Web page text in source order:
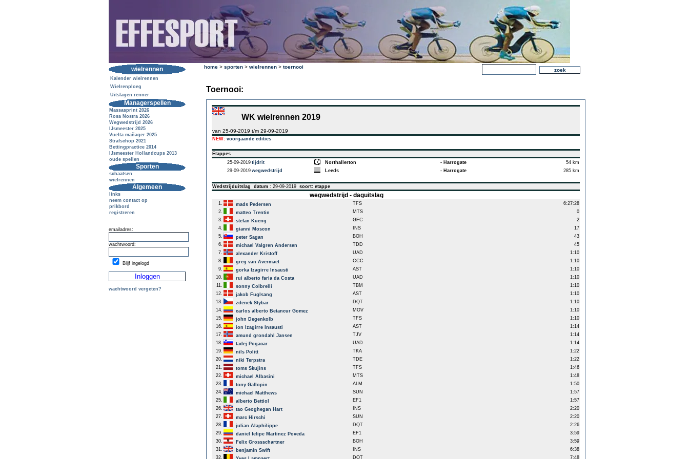
wielrennen
Kalender wielrennen
Wielrenploeg
Uitslagen renner
Managerspellen
Massasprint 2026
Rosa Nostra 2026
Wegwedstrijd 2026
IJsmeester 2025
Vuelta mañager 2025
Strafschop 2021
Bettingpractice 2014
IJsmeester Hollandcups 2013
oude spellen
Sporten
schaatsen
wielrennen
Algemeen
links
neem contact op
prikbord
registreren
emailadres:
wachtwoord:
Blijf ingelogd
wachtwoord vergeten?
home > sporten > wielrennen > toernooi
Toernooi:
WK wielrennen 2019
van 25-09-2019 t/m 29-09-2019
NEW: voorgaande edities
Etappes
25-09-2019 tijdrit Northallerton - Harrogate
54 km
29-09-2019 wegwedstrijd Leeds - Harrogate 285 km
Wedstrijduitslag datum : 29-09-2019 soort: etappe
wegwedstrijd - daguitslag
1. mads Pedersen TFS
6:27:28
2.
matteo Trentin MTS
0
3.
stefan Kueng GFC
2
4.
gianni Moscon INS
17
5.
peter Sagan BOH
43
6.
michael Valgren Andersen TDD
45
7.
alexander Kristoff UAD
1:10
8.
greg van Avermaet CCC
1:10
9.
gorka Izagirre Insausti AST
1:10
10.
rui alberto faria da Costa UAD
1:10
11.
sonny Colbrelli TBM
1:10
12.
jakob Fuglsang AST
1:10
13.
zdenek Stybar DQT
1:10
14.
carlos alberto Betancur Gomez MOV
1:10
15.
john Degenkolb TFS
1:10
16.
ion Izagirre Insausti AST
1:14
17.
amund grondahl Jansen TJV
1:14
18.
tadej Pogacar UAD
1:14
19.
nils Politt TKA
1:22
20.
niki Terpstra TDE
1:22
21.
toms Skujins TFS
1:46
22.
michael Albasini MTS
1:48
23.
tony Gallopin ALM
1:50
24.
michael Matthews SUN
1:57
25.
alberto Bettiol EF1
1:57
26.
tao Geoghegan Hart INS
2:20
27.
marc Hirschi SUN
2:20
28.
julian Alaphilippe DQT
2:26
29.
daniel felipe Martinez Poveda EF1
3:59
30.
Felix Grossschartner BOH
3:59
31.
benjamin Swift INS
6:38
32.
DQT 7:48